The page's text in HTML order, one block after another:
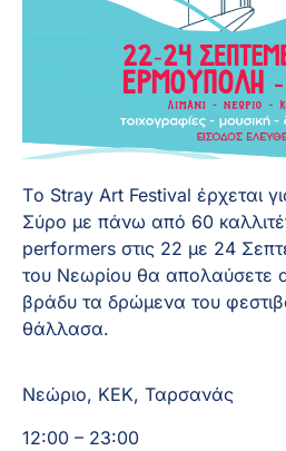
Tο Stray Art Festival έρχεται
Σύρο με πάνω από 60
performers στις 22 με 24
του Νεωρίου θα απολαύσετε
βράδυ τα δρώμενα του
θάλλασα.
Νεώριο, ΚΕΚ, Ταρσανάς
12:00 – 23:00